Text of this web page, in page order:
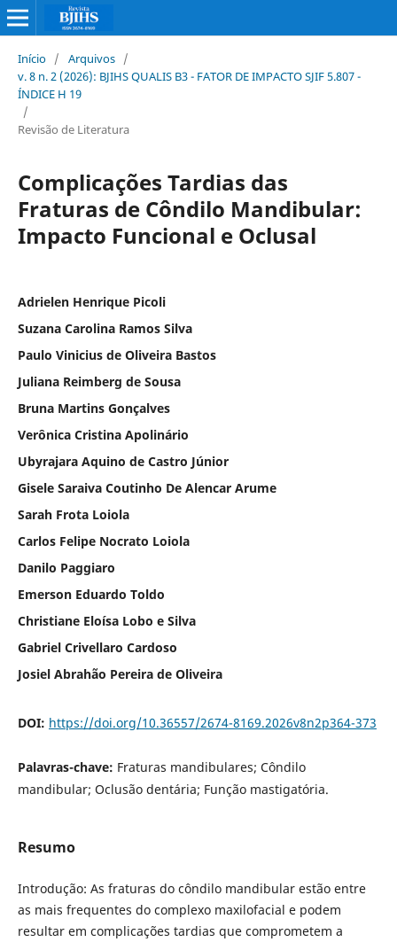
Início / Arquivos /
v. 8 n. 2 (2026): BJIHS QUALIS B3 - FATOR DE IMPACTO SJIF 5.807 -
ÍNDICE H 19
/
Revisão de Literatura
Complicações Tardias das
Fraturas de Côndilo Mandibular:
Impacto Funcional e Oclusal
Adrielen Henrique Picoli
Suzana Carolina Ramos Silva
Paulo Vinicius de Oliveira Bastos
Juliana Reimberg de Sousa
Bruna Martins Gonçalves
Verônica Cristina Apolinário
Ubyrajara Aquino de Castro Júnior
Gisele Saraiva Coutinho De Alencar Arume
Sarah Frota Loiola
Carlos Felipe Nocrato Loiola
Danilo Paggiaro
Emerson Eduardo Toldo
Christiane Eloísa Lobo e Silva
Gabriel Crivellaro Cardoso
Josiel Abrahão Pereira de Oliveira
DOI: https://doi.org/10.36557/2674-8169.2026v8n2p364-373
Palavras-chave: Fraturas mandibulares; Côndilo
mandibular; Oclusão dentária; Função mastigatória.
Resumo
Introdução: As fraturas do côndilo mandibular estão entre
as mais frequentes do complexo maxilofacial e podem
resultar em complicações tardias que comprometem a